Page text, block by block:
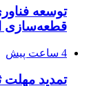
توسعه
4 ساعت پیش